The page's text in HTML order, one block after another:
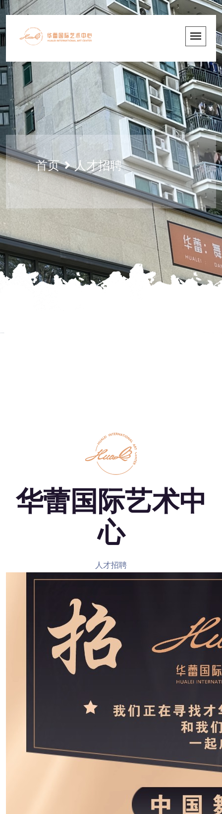
首页 人才招聘
华蕾国际艺术中
心
人才招聘